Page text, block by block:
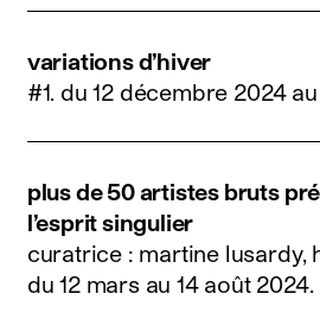
variations d’hiver
#1. du 12 décembre 2024
plus de 50 artistes bruts
l’esprit singulier
curatrice : martine lusardy,
du 12 mars au 14 août 2024.